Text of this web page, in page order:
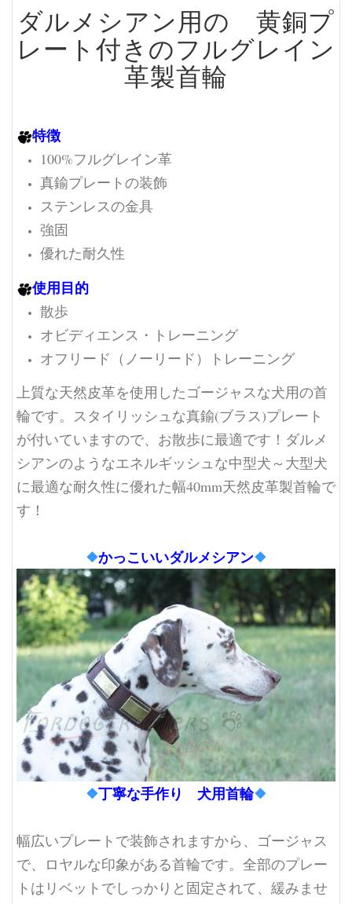
ダルメシアン用の 黄銅プ
レート付きのフルグレイン
革製首輪
特徴
100%フルグレイン革
真鍮プレートの装飾
ステンレスの金具
強固
優れた耐久性
使用目的
散歩
オビディエンス・トレーニング
オフリード（ノーリード）トレーニング
上質な天然皮革を使用したゴージャスな犬用の首
輪です。スタイリッシュな真鍮(ブラス)プレート
が付いていますので、お散歩に最適です！ダルメ
シアンのようなエネルギッシュな中型犬～大型犬
に最適な耐久性に優れた幅40mm天然皮革製首輪で
す！
❖かっこいいダルメシアン❖
❖丁寧な手作り 犬用首輪❖
幅広いプレートで装飾されますから、ゴージャス
で、ロヤルな印象がある首輪です。全部のプレー
トはリベットでしっかりと固定されて、緩みませ